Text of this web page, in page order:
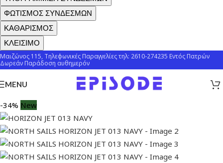
ΦΩΤΙΣΜΟΣ ΣΥΝΔΕΣΜΩΝ
ΚΑΘΑΡΙΣΜΟΣ
ΚΛΕΙΣΙΜΟ
Μαιζώνος 115, Τηλεφωνικές Παραγγελίες τηλ: 2610-274235 Εντός Πατρών
Δωρεάν Παράδοση αυθημερόν
MENU
-34% New